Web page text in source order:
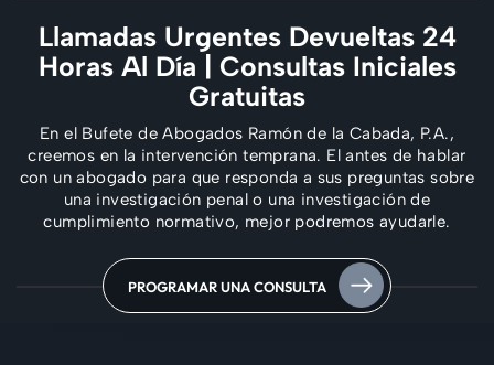
Llamadas Urgentes Devueltas 24
Horas Al Día | Consultas Iniciales
Gratuitas
En el Bufete de Abogados Ramón de la Cabada, P.A.,
creemos en la intervención temprana. El antes de hablar
con un abogado para que responda a sus preguntas sobre
una investigación penal o una investigación de
cumplimiento normativo, mejor podremos ayudarle.
PROGRAMAR UNA CONSULTA